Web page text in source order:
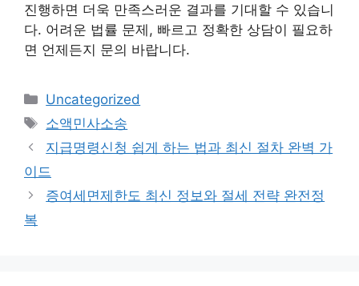
진행하면 더욱 만족스러운 결과를 기대할 수 있습니
다. 어려운 법률 문제, 빠르고 정확한 상담이 필요하
면 언제든지 문의 바랍니다.
Categories
Uncategorized
Tags
소액민사소송
지급명령신청 쉽게 하는 법과 최신 절차 완벽 가
이드
증여세면제한도 최신 정보와 절세 전략 완전정
복